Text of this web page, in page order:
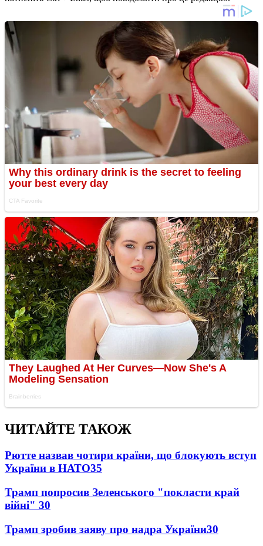
ЧИТАЙТЕ ТАКОЖ
Рютте назвав чотири країни, що блокують вступ
України в НАТО35
Трамп попросив Зеленського "покласти край
війні" 30
Трамп зробив заяву про надра України30